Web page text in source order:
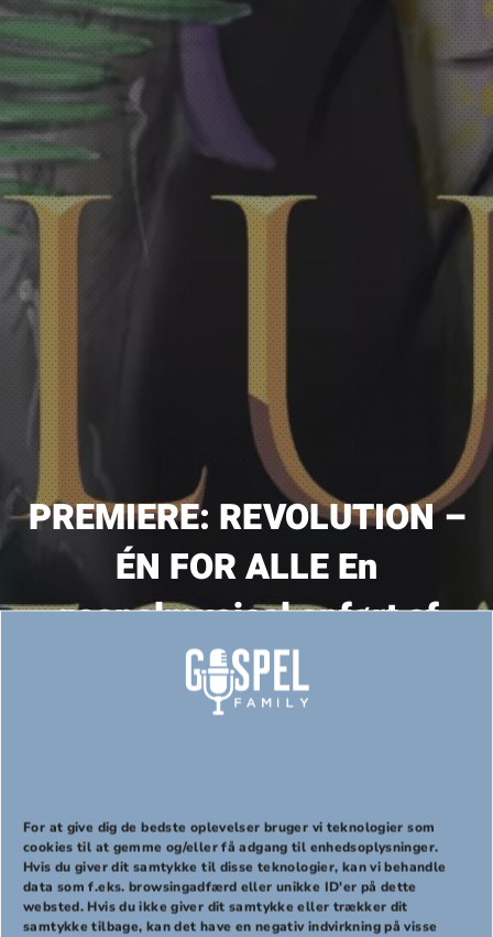
For at give dig de bedste oplevelser bruger vi teknologier som
cookies til at gemme og/eller få adgang til enhedsoplysninger.
Hvis du giver dit samtykke til disse teknologier, kan vi behandle
data som f.eks. browsingadfærd eller unikke ID'er på dette
websted. Hvis du ikke giver dit samtykke eller trækker dit
samtykke tilbage, kan det have en negativ indvirkning på visse
PREMIERE: REVOLUTION –
ÉN FOR ALLE En
gospelmusical opført af
GospelTeens
16/05/2022
PREVIOUS